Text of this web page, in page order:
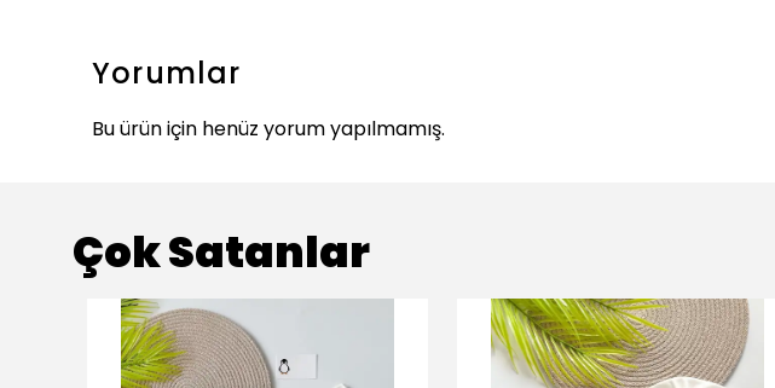
Yorumlar
Bu ürün için henüz yorum yapılmamış.
Çok Satanlar